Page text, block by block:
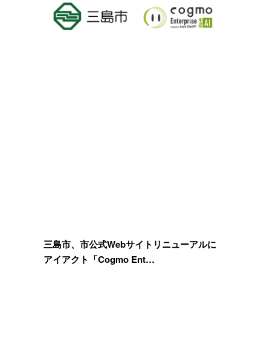
三島市、市公式Webサイトリニューアルに
アイアクト「Cogmo Ent…